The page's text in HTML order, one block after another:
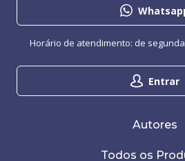
Entrar
Horário de atendimento: de
Autores
Todos os